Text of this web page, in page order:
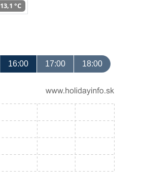
13,1 °C
16:00 17:00 18:00